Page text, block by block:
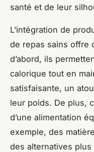
santé et de leur
L’intégration de
de repas sains offre
d’abord, ils
calorique tout en
satisfaisante, un
leur poids. De plus,
d’une alimentation
exemple, des
des alternatives